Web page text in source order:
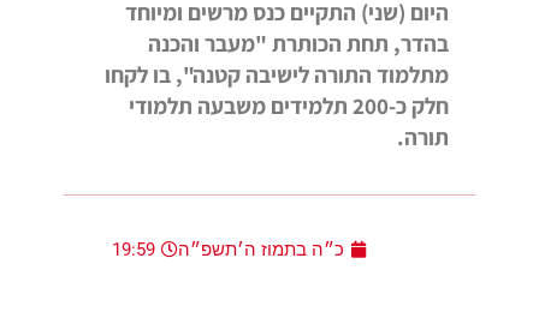
היום (שני) התקיים כנס מרשים ומיוחד
בהדר, תחת הכותרת "מעבר והכנה
מתלמוד התורה לישיבה קטנה", בו לקחו
חלק כ-200 תלמידים משבעה תלמודי
תורה.
כ״ה בתמוז ה׳תשפ״ה 19:59